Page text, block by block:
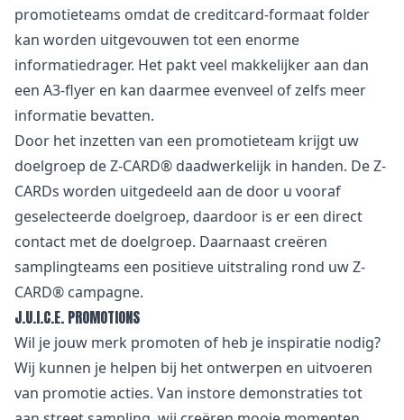
promotieteams omdat de creditcard-formaat folder
kan worden uitgevouwen tot een enorme
informatiedrager. Het pakt veel makkelijker aan dan
een A3-flyer en kan daarmee evenveel of zelfs meer
informatie bevatten.
Door het inzetten van een promotieteam krijgt uw
doelgroep de Z-CARD® daadwerkelijk in handen. De Z-
CARDs worden uitgedeeld aan de door u vooraf
geselecteerde doelgroep, daardoor is er een direct
contact met de doelgroep. Daarnaast creëren
samplingteams een positieve uitstraling rond uw Z-
CARD® campagne.
J.U.I.C.E. PROMOTIONS
Wil je jouw merk promoten of heb je inspiratie nodig?
Wij kunnen je helpen bij het ontwerpen en uitvoeren
van promotie acties. Van instore demonstraties tot